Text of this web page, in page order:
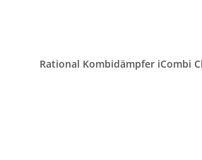
Rational Kombidämpfer iCombi